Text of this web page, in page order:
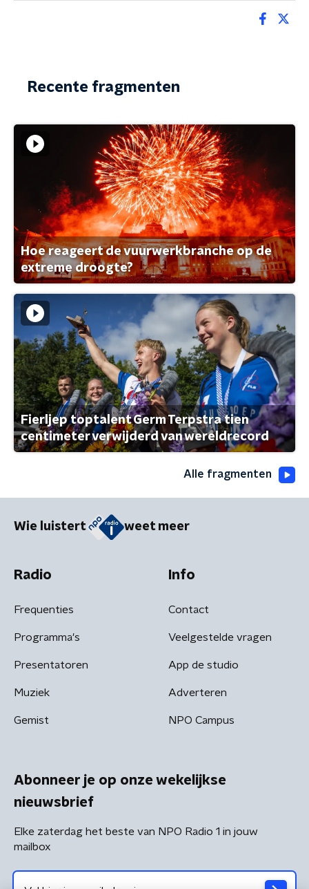
Recente fragmenten
Hoe reageert de vuurwerkbranche op de
extreme droogte?
Fierljep toptalent Germ Terpstra tien
centimeter verwijderd van wereldrecord
Alle fragmenten
Wie luistert weet meer
Radio
Frequenties
Programma's
Presentatoren
Muziek
Gemist
Info
Contact
Veelgestelde vragen
App de studio
Adverteren
NPO Campus
Abonneer je op onze wekelijkse
nieuwsbrief
Elke zaterdag het beste van NPO Radio 1 in jouw
mailbox